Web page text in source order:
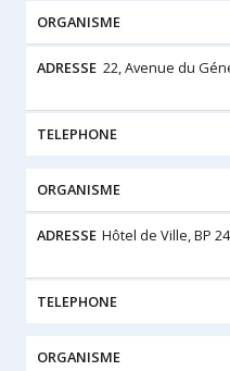
22, Avenue du
Hôtel de Ville, BP